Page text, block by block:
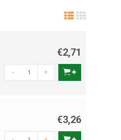
€2,71
- +
€3,26